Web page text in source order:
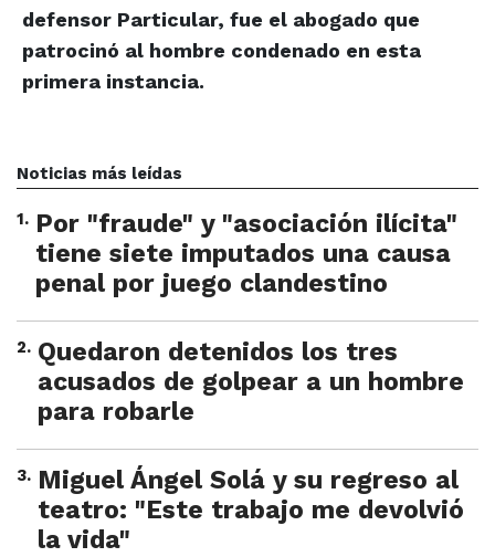
defensor Particular, fue el abogado que
patrocinó al hombre condenado en esta
primera instancia.
Noticias más leídas
1. Por "fraude" y "asociación ilícita"
tiene siete imputados una causa
penal por juego clandestino
2. Quedaron detenidos los tres
acusados de golpear a un hombre
para robarle
3. Miguel Ángel Solá y su regreso al
teatro: "Este trabajo me devolvió
la vida"